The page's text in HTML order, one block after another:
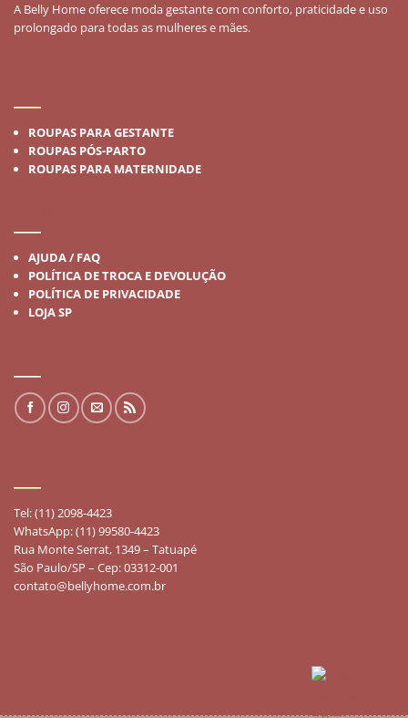
A Belly Home oferece moda gestante com conforto, praticidade e uso
prolongado para todas as mulheres e mães.
ROUPAS PARA GESTANTE
ROUPAS PÓS-PARTO
ROUPAS PARA MATERNIDADE
AJUDA / FAQ
POLÍTICA DE TROCA E DEVOLUÇÃO
POLÍTICA DE PRIVACIDADE
LOJA SP
Tel: (11) 2098-4423
WhatsApp: (11) 99580-4423
Rua Monte Serrat, 1349 – Tatuapé
São Paulo/SP – Cep: 03312-001
contato@bellyhome.com.br